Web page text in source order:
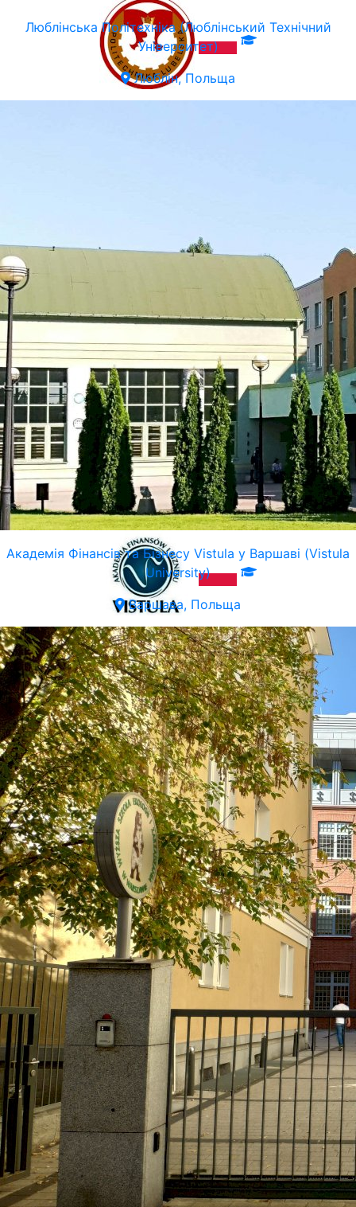
Люблiнська Політехніка (Люблінський Технічний
Університет)
Люблін, Польща
Академія Фінансів та Бізнесу Vistula у Варшаві (Vistula
University)
Варшава, Польща